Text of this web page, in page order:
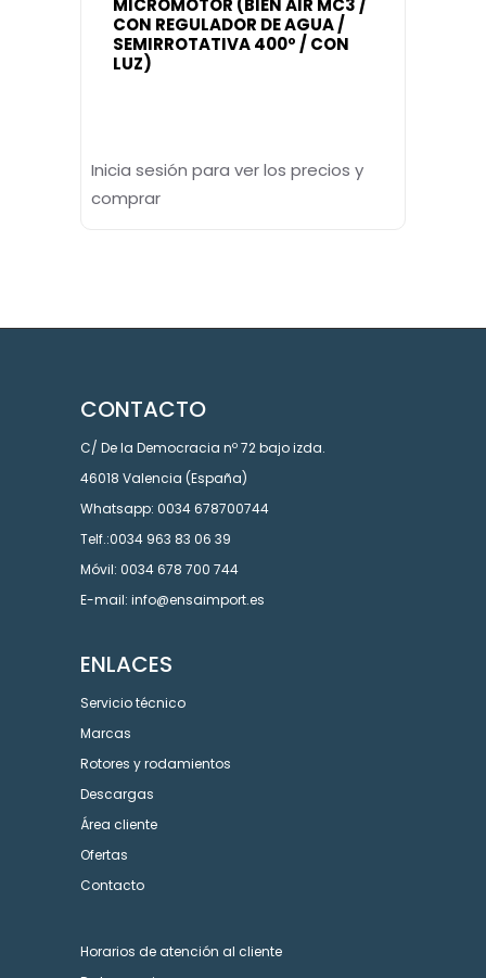
MICROMOTOR (BIEN AIR MC3 /
CON REGULADOR DE AGUA /
SEMIRROTATIVA 400º / CON
LUZ)
Inicia sesión para ver los precios y
comprar
CONTACTO
C/ De la Democracia nº 72 bajo izda.
46018 Valencia (España)
Whatsapp: 0034 678700744
Telf.:0034 963 83 06 39
Móvil: 0034 678 700 744
E-mail: info@ensaimport.es
ENLACES
Servicio técnico
Marcas
Rotores y rodamientos
Descargas
Área cliente
Ofertas
Contacto
Horarios de atención al cliente